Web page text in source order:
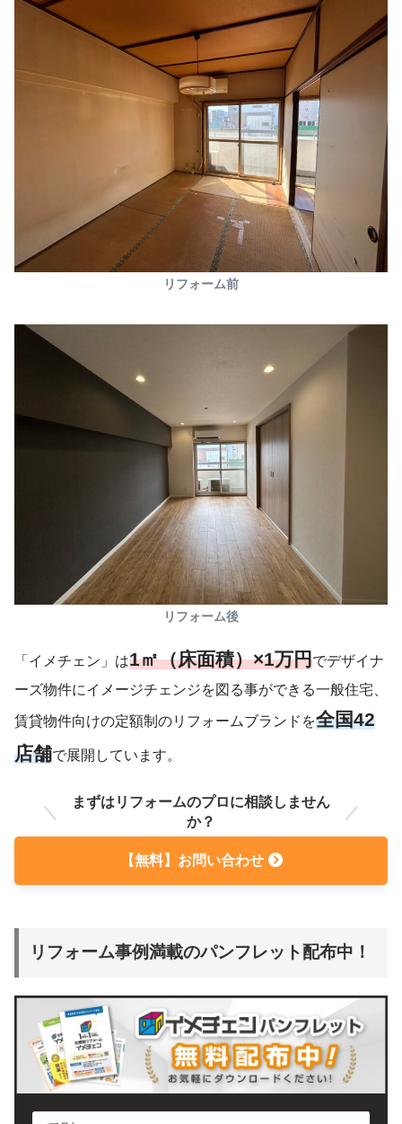
リフォーム前
リフォーム後
「イメチェン」は1㎡（床面積）×1万円でデザイナ
ーズ物件にイメージチェンジを図る事ができる一般住宅、
賃貸物件向けの定額制のリフォームブランドを全国42
店舗で展開しています。
まずはリフォームのプロに相談しません
か？
【無料】お問い合わせ
リフォーム事例満載のパンフレット配布中！